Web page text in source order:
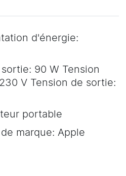
d'énergie:
90 W Tension
V Tension de sortie:
portable
marque: Apple